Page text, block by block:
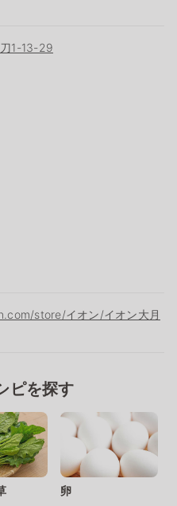
1-13-29
store/イオン/イオン大月
ピを探す
卵